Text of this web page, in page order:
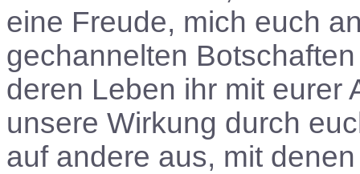
eine Freude, mich euch
gechannelten
deren Leben ihr mit eurer
unsere Wirkung durch
auf andere aus, mit